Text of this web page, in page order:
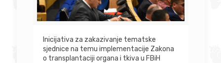
Inicijativa za zakazivanje tematske
sjednice na temu implementacije Zakona
o transplantaciji organa i tkiva u FBiH